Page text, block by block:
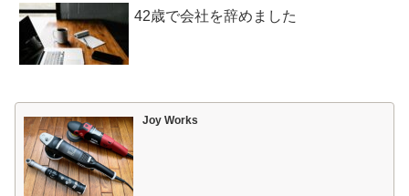
42歳で会社を辞めました
Joy Works